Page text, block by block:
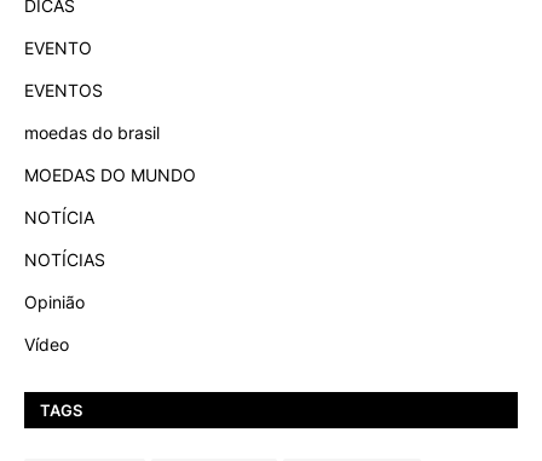
DICAS
EVENTO
EVENTOS
moedas do brasil
MOEDAS DO MUNDO
NOTÍCIA
NOTÍCIAS
Opinião
Vídeo
TAGS